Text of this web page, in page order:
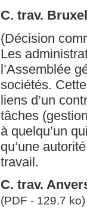
C. trav.
(Décision
Les
l’Assemblée
sociétés.
liens d’un
tâches
à quelqu’un
qu’une
travail.
C. trav.
(PDF - 129.7 ko)